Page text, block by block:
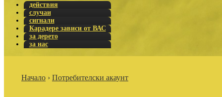
действия
случаи
сигнали
Карадере зависи от ВАС
за дерето
за нас
Начало › Потребителски акаунт